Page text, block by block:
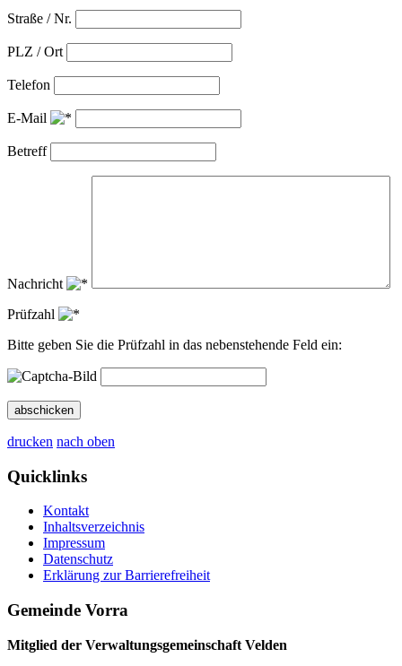
Straße / Nr.
PLZ / Ort
Telefon
E-Mail
Betreff
Nachricht
Prüfzahl
Bitte geben Sie die Prüfzahl in das nebenstehende Feld ein:
abschicken
drucken nach oben
Quicklinks
Kontakt
Inhaltsverzeichnis
Impressum
Datenschutz
Erklärung zur Barrierefreiheit
Gemeinde Vorra
Mitglied der Verwaltungsgemeinschaft Velden